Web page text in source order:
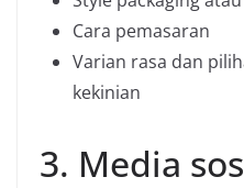
Cara pemasaran
Varian rasa dan
kekinian
3. Media